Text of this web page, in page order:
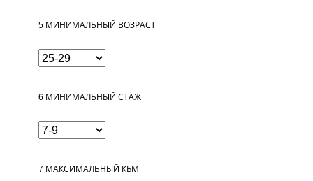
5 МИНИМАЛЬНЫЙ ВОЗРАСТ
6 МИНИМАЛЬНЫЙ СТАЖ
7 МАКСИМАЛЬНЫЙ КБМ